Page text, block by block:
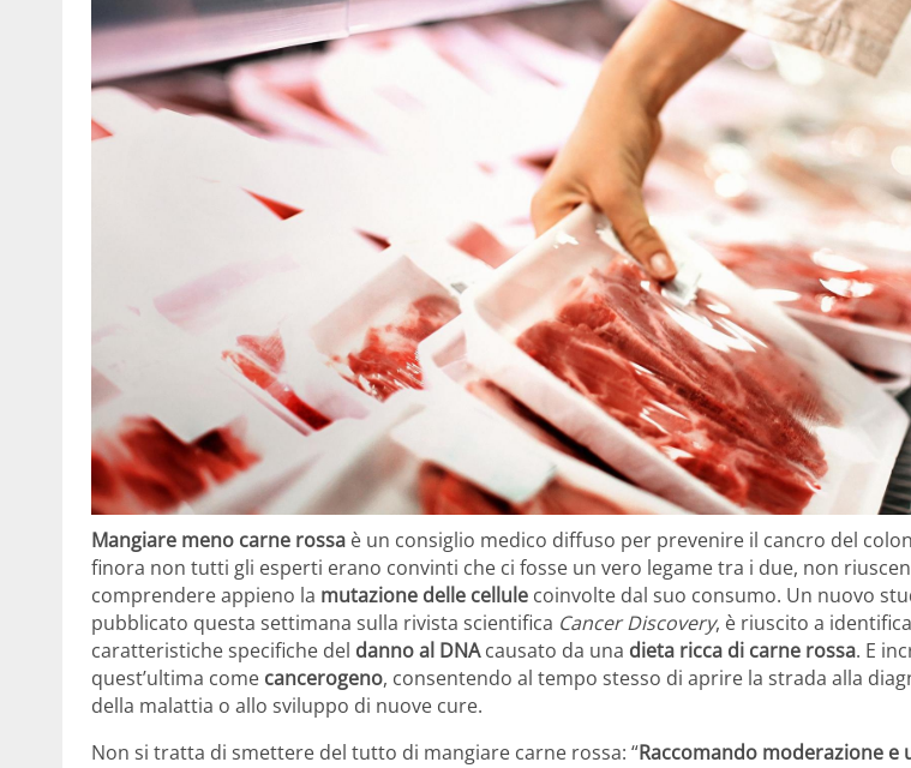
Mangiare meno carne rossa è un consiglio medico diffuso per prevenire il cancro del
finora non tutti gli esperti erano convinti che ci fosse un vero legame tra i due, non
comprendere appieno la mutazione delle cellule coinvolte dal suo consumo. Un nuovo
pubblicato questa settimana sulla rivista scientifica Cancer Discovery, è riuscito a
caratteristiche specifiche del danno al DNAcausato da una dieta ricca di carne rossa. E
quest’ultima come cancerogeno, consentendo al tempo stesso di aprire la strada alla
della malattia o allo sviluppo di nuove cure.
Non si tratta di smettere del tutto di mangiare carne rossa: “Raccomando moderazione e